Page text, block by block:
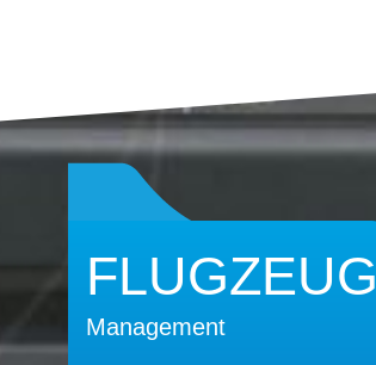
FLUGZEUG
Management